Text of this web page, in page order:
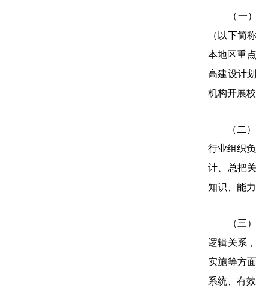
（一）
（以下简
本地区重
高建设计
机构开展
（二）建
行业组织
计、总把
知识、能
（三）建
逻辑关系
实施等方
系统、有